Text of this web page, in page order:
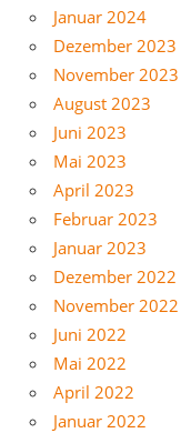
Januar 2024
Dezember 2023
November 2023
August 2023
Juni 2023
Mai 2023
April 2023
Februar 2023
Januar 2023
Dezember 2022
November 2022
Juni 2022
Mai 2022
April 2022
Januar 2022